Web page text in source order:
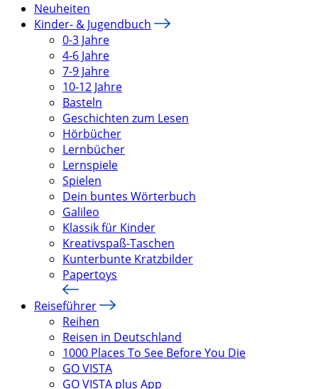
Neuheiten
Kinder- & Jugendbuch
0-3 Jahre
4-6 Jahre
7-9 Jahre
10-12 Jahre
Basteln
Geschichten zum Lesen
Hörbücher
Lernbücher
Lernspiele
Spielen
Dein buntes Wörterbuch
Galileo
Klassik für Kinder
Kreativspaß-Taschen
Kunterbunte Kratzbilder
Papertoys
Reiseführer
Reihen
Reisen in Deutschland
1000 Places To See Before You Die
GO VISTA
GO VISTA plus App